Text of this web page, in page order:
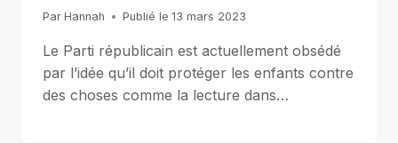
Par Hannah Publié le 13 mars 2023
Le Parti républicain est actuellement obsédé
par l’idée qu’il doit protéger les enfants contre
des choses comme la lecture dans…